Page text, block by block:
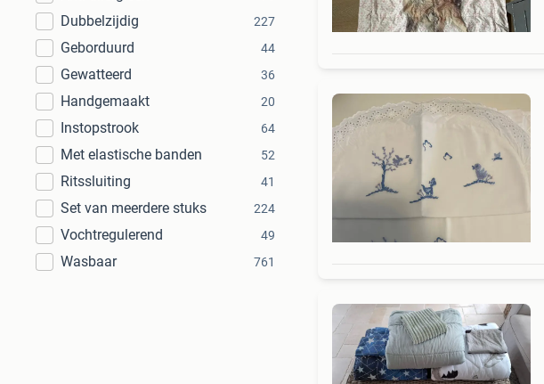
Dubbelzijdig 227
Geborduurd 44
Gewatteerd 36
Handgemaakt 20
Instopstrook 64
Met elastische banden 52
Ritssluiting 41
Set van meerdere stuks 224
Vochtregulerend 49
Wasbaar 761